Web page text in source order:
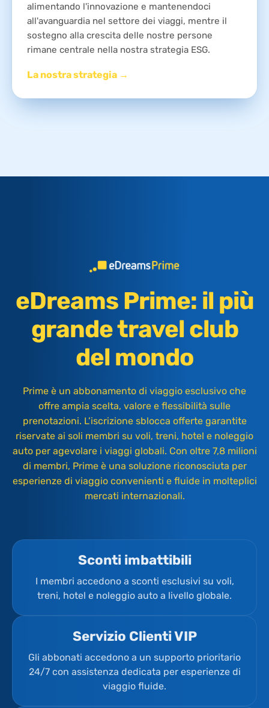
alimentando l'innovazione e mantenendoci
all'avanguardia nel settore dei viaggi, mentre il
sostegno alla crescita delle nostre persone
rimane centrale nella nostra strategia ESG.
La nostra strategia →
eDreams Prime: il più
grande travel club
del mondo
Prime è un abbonamento di viaggio esclusivo che
offre ampia scelta, valore e flessibilità sulle
prenotazioni. L’iscrizione sblocca offerte garantite
riservate ai soli membri su voli, treni, hotel e noleggio
auto per agevolare i viaggi globali. Con oltre 7,8 milioni
di membri, Prime è una soluzione riconosciuta per
esperienze di viaggio convenienti e fluide in molteplici
mercati internazionali.
Sconti imbattibili
I membri accedono a sconti esclusivi su voli,
treni, hotel e noleggio auto a livello globale.
Servizio Clienti VIP
Gli abbonati accedono a un supporto prioritario
24/7 con assistenza dedicata per esperienze di
viaggio fluide.